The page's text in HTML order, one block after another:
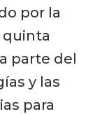
por la
quinta
parte del
y las
para